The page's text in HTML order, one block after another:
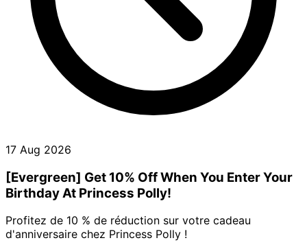
17 Aug 2026
[Evergreen] Get 10% Off When You Enter Your
Birthday At Princess Polly!
Profitez de 10 % de réduction sur votre cadeau
d'anniversaire chez Princess Polly !